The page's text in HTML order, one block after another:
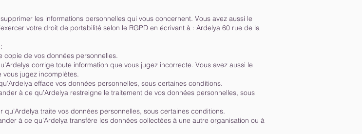
les informations personnelles qui vous concernent. Vous avez aussi le
votre droit de portabilité selon le RGPD en écrivant à : Ardelya 60 rue de la
copie de vos données personnelles.
corrige toute information que vous jugez incorrecte. Vous avez aussi le
jugez incomplètes.
efface vos données personnelles, sous certaines conditions.
à ce qu’Ardelya restreigne le traitement de vos données personnelles, sous
traite vos données personnelles, sous certaines conditions.
à ce qu’Ardelya transfère les données collectées à une autre organisation ou à